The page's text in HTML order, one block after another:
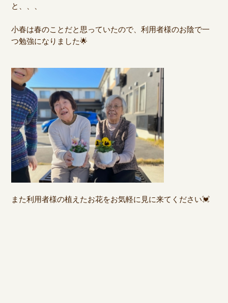
と、、、
小春は春のことだと思っていたので、利用者様のお陰で一
つ勉強になりました🌟
また利用者様の植えたお花をお気軽に見に来てください💓